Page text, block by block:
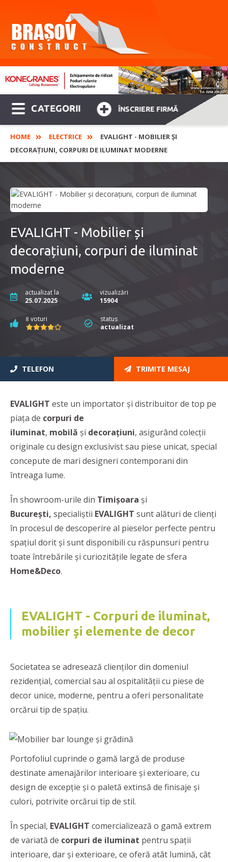
CATEGORII ÎNSCRIERE FIRMĂ
HOME ELECTRICE
EVALIGHT - MOBILIER ȘI
DECORAȚIUNI, CORPURI DE ILUMINAT MODERNE
EVALIGHT - Mobilier și
decorațiuni, corpuri de iluminat
moderne
actualizat la
25.07.2025
vizualizări
15904
8 voturi
status
actualizat
TELEFON TRIMITE MESAJ
EVALIGHT este un importator și distribuitor de top pe
piața de corpuri de
iluminat, mobilă și decorațiuni, asigurând colecții
originale cu design exclusivist sau piese unicat, special
concepute de mari designeri contemporani din
întreaga lume.
În showroom-urile din Timișoara și
București, specialiștii EVALIGHT sunt alături de clienţi
în procesul de descoperire al pieselor perfecte pentru
spațiul dorit și sunt disponibili cu răspunsuri pentru
toate întrebările și curiozitățile legate de sfera
Home&Deco.
EVALIGHT - Corpuri de iluminat,
mobilier şi elemente de decor
Societatea se adresează clienţilor din domeniul
rezidenţial, comercial sau al ospitalităţii cu piese de
decor unice, moderne, pentru a oferi personalitate
orcărui tip de spaţiu.
Portofoliul cuprinde o gamă largă de produse
destinate amenajărilor interioare şi exterioare, cu
design de excepție și o paletă extinsă de finisaje și
culori, potrivite orcărui tip de stil.
În special, EVALIGHT comercializează o gamă extrem
de variată de corpuri de iluminat pentru spaţii
interioare, dar şi exterioare, ce oferă atât lumină, cât